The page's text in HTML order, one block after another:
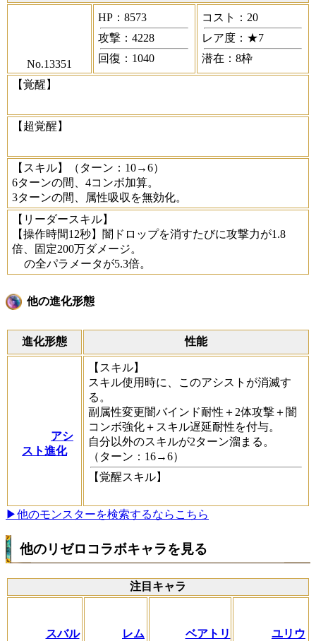
No.13351
HP：8573
攻撃：4228
回復：1040
コスト：20
レア度：★7
潜在：8枠
【覚醒】
【超覚醒】
【スキル】
（ターン：10→6）
6ターンの間、4コンボ加算。
3ターンの間、属性吸収を無効化。
【リーダースキル】
【操作時間12秒】闇ドロップを消すたびに攻撃力が1.8
倍、固定200万ダメージ。
の全パラメータが5.3倍。
他の進化形態
進化形態 性能
アシ
スト進化
【スキル】
スキル使用時に、このアシストが消滅す
る。
副属性変更闇バインド耐性＋2体攻撃＋闇
コンボ強化＋スキル遅延耐性を付与。
自分以外のスキルが2ターン溜まる。
（ターン：16→6）
【覚醒スキル】
▶他のモンスターを検索するならこちら
他のリゼロコラボキャラを見る
注目キャラ
スバル
レム
ベアトリ
ユリウ